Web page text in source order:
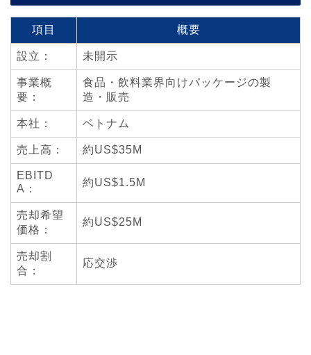
項目 概要
設立： 未開示
事業概
要：
食品・飲料業界向けパッケージの製
造・販売
本社： ベトナム
売上高： 約US$35M
EBITD
A：
約US$1.5M
売却希望
価格：
約US$25M
売却割
合：
応交渉